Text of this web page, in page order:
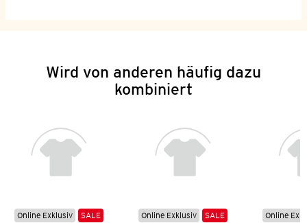
Wird von anderen häufig dazu
kombiniert
Online Exklusiv
SALE
Online Exklusiv
SALE
Online